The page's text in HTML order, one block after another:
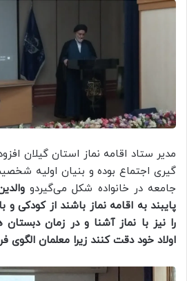
مدیر ستاد اقامه نماز استان گیلان
گیری اجتماع بوده و بنیان اولیه
جامعه در خانواده شکل می‌گیردو
پایبند به اقامه نماز باشند از کودکی و
را نیز با نماز آشنا و در زمان
اولاد خود دقت کنند زیرا معلمان الگوی